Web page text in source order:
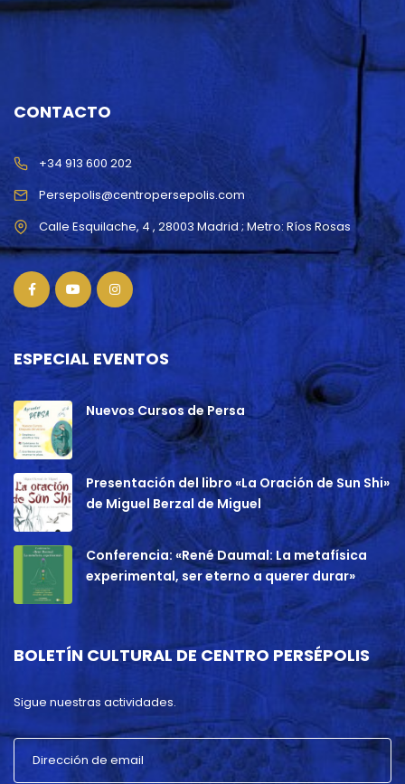
CONTACTO
Persepolis@centropersepolis.com
+34 913 600 202
ESPECIAL EVENTOS
Nuevos Cursos de Persa
Presentación del libro «La Oración de Sun Shi»
de Miguel Berzal de Miguel
Conferencia: «René Daumal: La metafísica
experimental, ser eterno a querer durar»
BOLETÍN CULTURAL DE CENTRO PERSÉPOLIS
Sigue nuestras actividades.